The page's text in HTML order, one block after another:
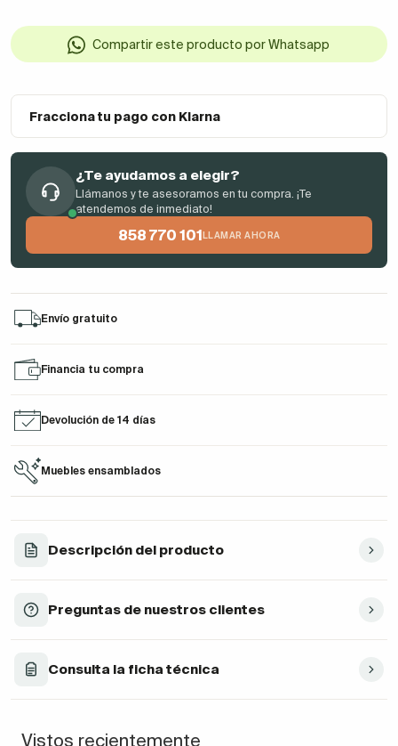
Compartir este producto por Whatsapp
Fracciona tu pago con Klarna
¿Te ayudamos a elegir?
Llámanos y te asesoramos en tu compra. ¡Te
atendemos de inmediato!
858 770 101 LLAMAR AHORA
Envío gratuito
Financia tu compra
Devolución de 14 días
Muebles ensamblados
Descripción del producto
Preguntas de nuestros clientes
Consulta la ficha técnica
Vistos recientemente